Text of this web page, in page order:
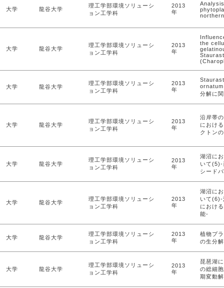
大学 龍谷大学
理工学部環境ソリューシ
ョン工学科
2013
年
大学 龍谷大学
理工学部環境ソリューシ
ョン工学科
2013
年
the
大学 龍谷大学
理工学部環境ソリューシ
ョン工学科
2013
年
ornatum
分解に
大学 龍谷大学
理工学部環境ソリューシ
ョン工学科
2013
年
沿岸帯
におけ
クトン
大学 龍谷大学
理工学部環境ソリューシ
ョン工学科
2013
年
湖沼に
いて(5)-
シード
大学 龍谷大学
理工学部環境ソリューシ
ョン工学科
2013
年
湖沼に
いて(6)-
におけ
能-
大学 龍谷大学
理工学部環境ソリューシ
ョン工学科
2013
年
植物プ
の生分
大学 龍谷大学
理工学部環境ソリューシ
ョン工学科
2013
年
琵琶湖
の総細
期変動